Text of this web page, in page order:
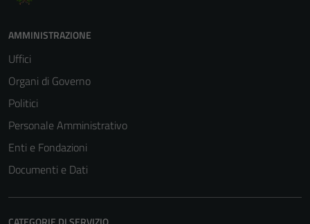
AMMINISTRAZIONE
Uffici
Organi di Governo
Politici
Personale Amministrativo
Enti e Fondazioni
Documenti e Dati